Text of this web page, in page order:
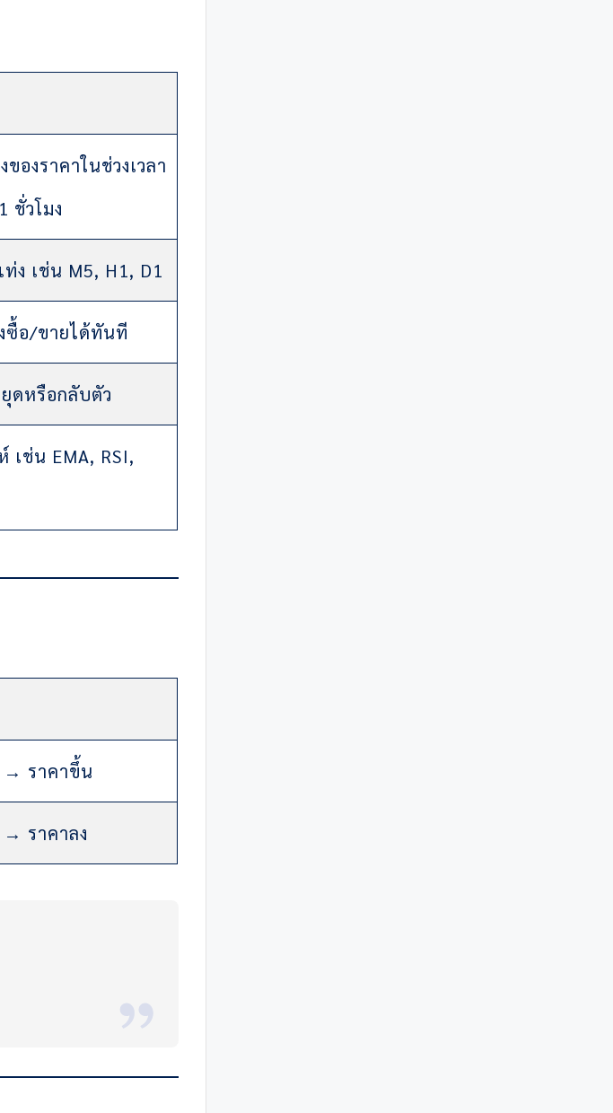
องราคาในช่วงเวลา
ชั่วโมง
ง เช่น M5, H1, D1
ซื้อ/ขายได้ทันที
ดหรือกลับตัว
เช่น EMA, RSI,
→ ราคาขึ้น
ราคาลง